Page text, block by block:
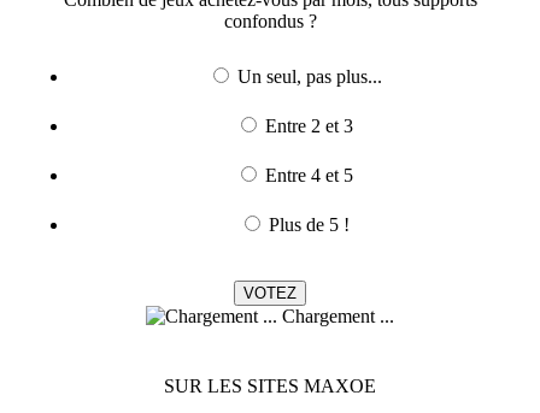
confondus ?
Un seul, pas plus...
Entre 2 et 3
Entre 4 et 5
Plus de 5 !
Chargement ...
SUR LES SITES MAXOE